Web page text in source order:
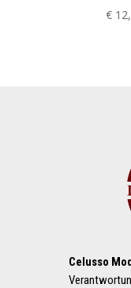
€
Celusso